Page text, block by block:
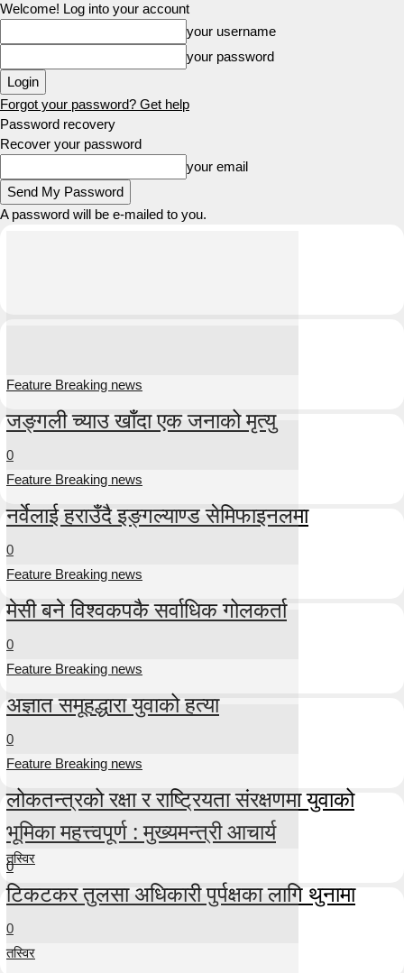
Welcome! Log into your account
your username
your password
Forgot your password? Get help
Password recovery
Recover your password
your email
A password will be e-mailed to you.
Feature Breaking news
जङ्गली च्याउ खाँदा एक जनाको मृत्यु
0
Feature Breaking news
नर्वेलाई हराउँदै इङ्गल्याण्ड सेमिफाइनलमा
0
Feature Breaking news
मेसी बने विश्वकपकै सर्वाधिक गोलकर्ता
0
Feature Breaking news
अज्ञात समूहद्धारा युवाको हत्या
0
Feature Breaking news
लोकतन्त्रको रक्षा र राष्ट्रियता संरक्षणमा युवाको
भूमिका महत्त्वपूर्ण : मुख्यमन्त्री आचार्य
0
तस्विर
टिकटकर तुलसा अधिकारी पुर्पक्षका लागि थुनामा
0
तस्विर